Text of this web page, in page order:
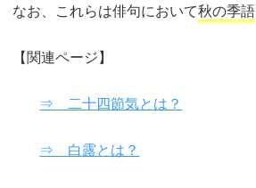
なお、これらは俳句において秋の季語
【関連ページ】
⇒ 二十四節気とは？
⇒ 白露とは？